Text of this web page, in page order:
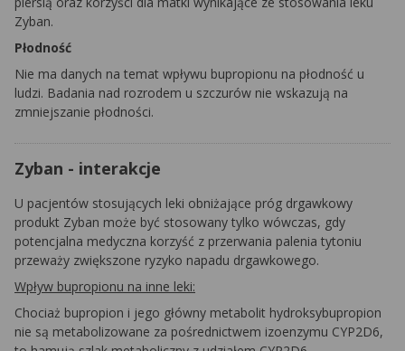
Zyban.
Płodność
Nie ma danych na temat wpływu bupropionu na płodność u
ludzi. Badania nad rozrodem u szczurów nie wskazują na
zmniejszanie płodności.
Zyban - interakcje
U pacjentów stosujących leki obniżające próg drgawkowy
produkt Zyban może być stosowany tylko wówczas, gdy
potencjalna medyczna korzyść z przerwania palenia tytoniu
przeważy zwiększone ryzyko napadu drgawkowego.
Wpływ bupropionu na inne leki:
Chociaż bupropion i jego główny metabolit hydroksybupropion
nie są metabolizowane za pośrednictwem izoenzymu CYP2D6,